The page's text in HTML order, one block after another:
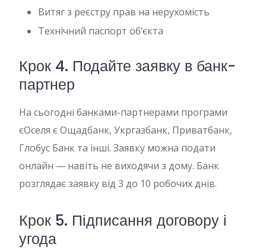
Витяг з реєстру прав на нерухомість
Технічний паспорт об’єкта
Крок 4. Подайте заявку в банк-
партнер
На сьогодні банками-партнерами програми
єОселя є Ощадбанк, Укргазбанк, Приватбанк,
Глобус Банк та інші. Заявку можна подати
онлайн — навіть не виходячи з дому. Банк
розглядає заявку від 3 до 10 робочих днів.
Крок 5. Підписання договору і
угода